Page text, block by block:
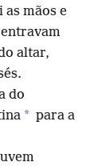
mãos e
altar,
do
* para a